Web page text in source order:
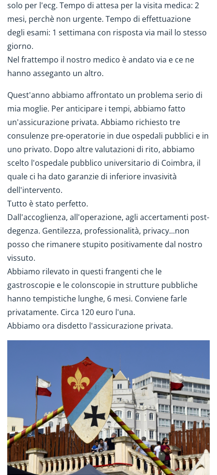
solo per l'ecg. Tempo di attesa per la visita medica: 2
mesi, perchè non urgente. Tempo di effettuazione
degli esami: 1 settimana con risposta via mail lo stesso
giorno.
Nel frattempo il nostro medico è andato via e ce ne
hanno asseganto un altro.
Quest'anno abbiamo affrontato un problema serio di
mia moglie. Per anticipare i tempi, abbiamo fatto
un'assicurazione privata. Abbiamo richiesto tre
consulenze pre-operatorie in due ospedali pubblici e in
uno privato. Dopo altre valutazioni di rito, abbiamo
scelto l'ospedale pubblico universitario di Coimbra, il
quale ci ha dato garanzie di inferiore invasività
dell'intervento.
Tutto è stato perfetto.
Dall'accoglienza, all'operazione, agli accertamenti post-
degenza. Gentilezza, professionalità, privacy...non
posso che rimanere stupito positivamente dal nostro
vissuto.
Abbiamo rilevato in questi frangenti che le
gastroscopie e le colonscopie in strutture pubbliche
hanno tempistiche lunghe, 6 mesi. Conviene farle
privatamente. Circa 120 euro l'una.
Abbiamo ora disdetto l'assicurazione privata.